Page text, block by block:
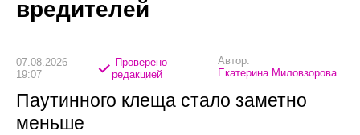
вредителей
07.08.2026
19:07
Проверено
редакцией
Автор:
Екатерина Миловзорова
Паутинного клеща стало заметно
меньше